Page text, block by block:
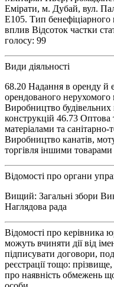
Емірати, м. Дубай, вул.
Е105. Тип
вплив Відсоток частки
голосу: 99
Види діяльності
68.20 Надання в оренду й
орендованого
Виробництво будівельних
конструкцій 46.73 Оптова
матеріалами та
Виробництво канатів,
торгівля іншими
Відомості про органи
Вищий: Загальні збори
Наглядова рада
Відомості про керівника
можуть вчиняти дії від
підписувати договори,
реєстрації тощо: прізвище,
про наявність обмежень